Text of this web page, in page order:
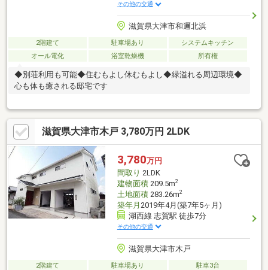
その他の交通
滋賀県大津市和邇北浜
2階建て 駐車場あり
システムキッチン
オール電化
浴室乾燥機 所有権
◆別荘利用も可能◆住むもよし休むもよし◆緑溢れる周辺環境◆
心も体も癒される邸宅です
滋賀県大津市木戸 3,780万円 2LDK
3,780万円
間取り 2LDK
建物面積209.5m2
土地面積283.26m2
築年月 2019年4月(築7年5ヶ月)
湖西線 志賀駅 徒歩7分
その他の交通
滋賀県大津市木戸
2階建て 駐車場あり
駐車3台